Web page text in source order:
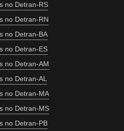
no Detran-RS
no Detran-RN
no Detran-BA
no Detran-ES
no Detran-AM
no Detran-AL
no Detran-MA
no Detran-MS
no Detran-PB